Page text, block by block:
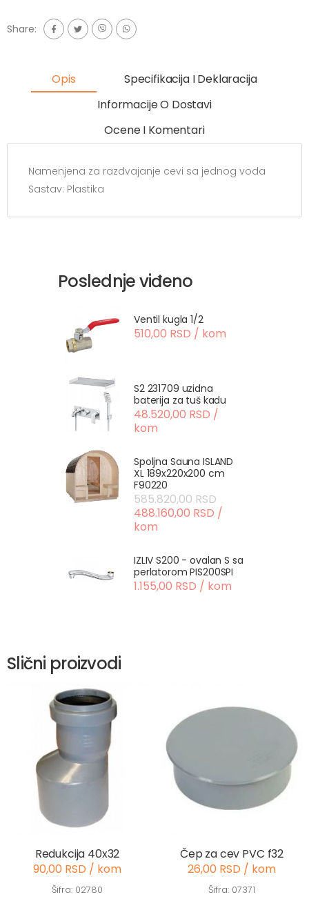
Share:
Opis
Specifikacija I Deklaracija
Informacije O Dostavi
Ocene I Komentari
Namenjena za razdvajanje cevi sa jednog voda
Sastav: Plastika
Poslednje viđeno
Ventil kugla 1/2
510,00 RSD / kom
S2 231709 uzidna
baterija za tuš kadu
48.520,00 RSD /
kom
Spoljna Sauna ISLAND
XL 189x220x200 cm
F90220
585.820,00 RSD
488.160,00 RSD /
kom
IZLIV S200 - ovalan S sa
perlatorom PIS200SPI
1.155,00 RSD / kom
Slični proizvodi
Redukcija 40x32
90,00 RSD / kom
Šifra: 02780
Čep za cev PVC f32
26,00 RSD / kom
Šifra: 07371